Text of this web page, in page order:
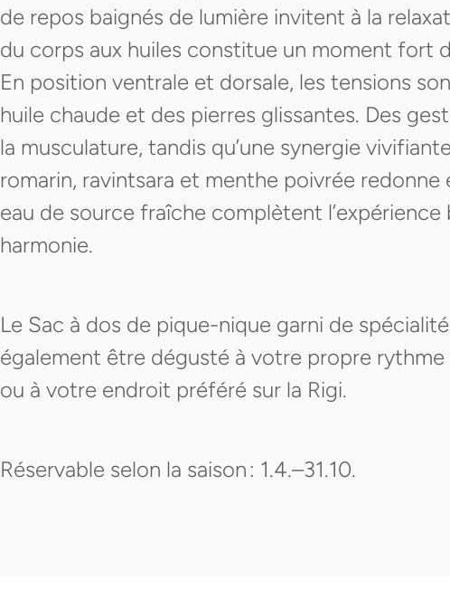
de repos baignés de lumière invitent à la
du corps aux huiles constitue un moment fort
En position ventrale et dorsale, les tensions
huile chaude et des pierres glissantes. Des
la musculature, tandis qu’une synergie
romarin, ravintsara et menthe poivrée
eau de source fraîche complètent
harmonie.
Le Sac à dos de pique-nique garni de
également être dégusté à votre propre rythme
ou à votre endroit préféré sur la Rigi.
Réservable selon la saison : 1.4.–31.10.